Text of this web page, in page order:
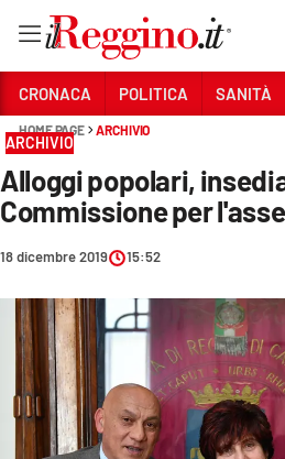
Sezioni
CRONACA
AMBIENTE
SOCIETÀ
CULTURA
CRONACA POLITICA SANITÀ
HOME PAGE ARCHIVIO
ARCHIVIO
Alloggi popolari,
Commissione per
18 dicembre 2019 15:52